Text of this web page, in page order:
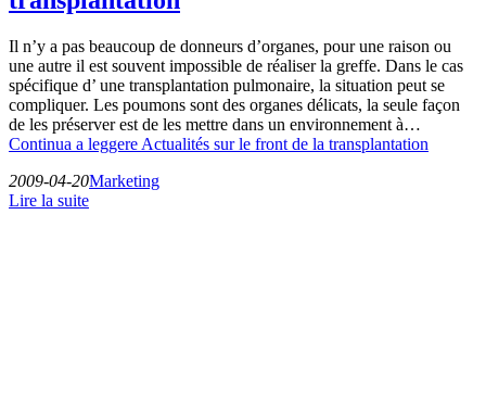
Il n’y a pas beaucoup de donneurs d’organes, pour une raison ou
une autre il est souvent impossible de réaliser la greffe. Dans le cas
spécifique d’ une transplantation pulmonaire, la situation peut se
compliquer. Les poumons sont des organes délicats, la seule façon
de les préserver est de les mettre dans un environnement à…
Continua a leggere Actualités sur le front de la transplantation
2009-04-20Marketing
Lire la suite